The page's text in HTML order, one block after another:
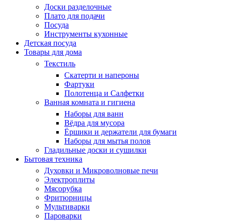
Доски разделочные
Плато для подачи
Посуда
Инструменты кухонные
Детская посуда
Товары для дома
Текстиль
Скатерти и напероны
Фартуки
Полотенца и Салфетки
Ванная комната и гигиена
Наборы для ванн
Вёдра для мусора
Ёршики и держатели для бумаги
Наборы для мытья полов
Гладильные доски и сушилки
Бытовая техника
Духовки и Микроволновые печи
Электроплиты
Мясорубка
Фритюрницы
Мультиварки
Пароварки